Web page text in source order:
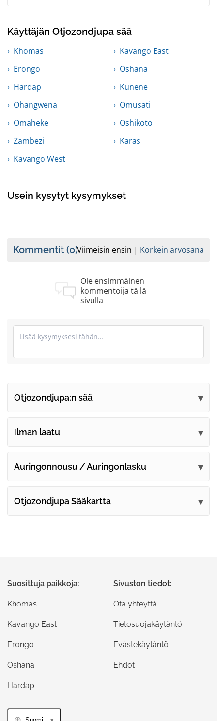
Käyttäjän Otjozondjupa sää
Khomas
Kavango East
Erongo
Oshana
Hardap
Kunene
Ohangwena
Omusati
Omaheke
Oshikoto
Zambezi
Karas
Kavango West
Usein kysytyt kysymykset
Kommentit (0)Viimeisin ensin Korkein arvosana
Ole ensimmäinen
kommentoija tällä
sivulla
Otjozondjupa:n sää
Ilman laatu
Auringonnousu / Auringonlasku
Otjozondjupa Sääkartta
Suosittuja paikkoja:
Khomas
Kavango East
Erongo
Oshana
Hardap
Sivuston tiedot:
Ota yhteyttä
Tietosuojakäytäntö
Evästekäytäntö
Ehdot
Suomi